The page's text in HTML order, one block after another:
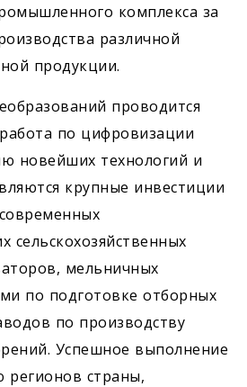
комплекса за
различной
продукции.
проводится
по цифровизации
новейших технологий и
крупные инвестиции
сельскохозяйственных
мельничных
по подготовке отборных
по производству
Успешное выполнение
регионов страны,